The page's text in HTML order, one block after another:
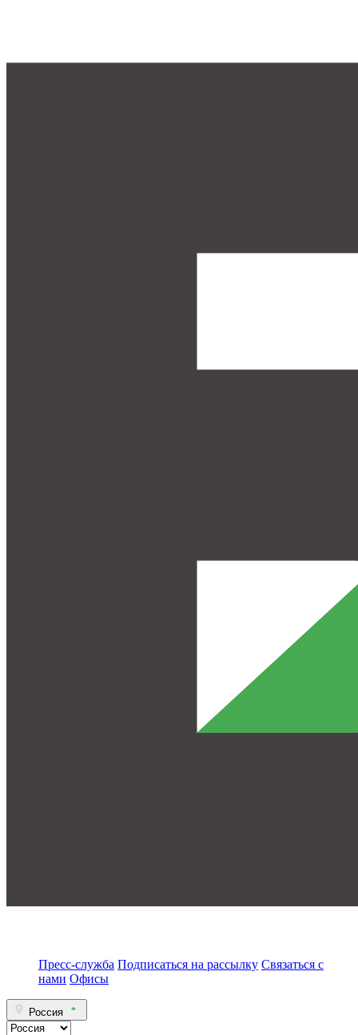
Пресс-служба Подписаться на рассылку Связаться с
нами Офисы
Россия